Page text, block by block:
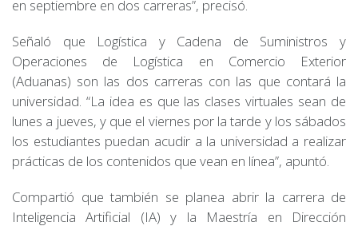
en septiembre en dos carreras”, precisó.
Señaló que Logística y Cadena de Suministros y
Operaciones de Logística en Comercio Exterior
(Aduanas) son las dos carreras con las que contará la
universidad. “La idea es que las clases virtuales sean de
lunes a jueves, y que el viernes por la tarde y los sábados
los estudiantes puedan acudir a la universidad a realizar
prácticas de los contenidos que vean en línea”, apuntó.
Compartió que también se planea abrir la carrera de
Inteligencia Artificial (IA) y la Maestría en Dirección